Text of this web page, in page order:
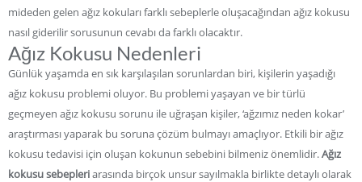
mideden gelen ağız kokuları farklı sebeplerle oluşacağından ağız kokusu
nasıl giderilir sorusunun cevabı da farklı olacaktır.
Ağız Kokusu Nedenleri
Günlük yaşamda en sık karşılaşılan sorunlardan biri, kişilerin yaşadığı
ağız kokusu problemi oluyor. Bu problemi yaşayan ve bir türlü
geçmeyen ağız kokusu sorunu ile uğraşan kişiler, ‘ağzımız neden kokar’
araştırması yaparak bu soruna çözüm bulmayı amaçlıyor. Etkili bir ağız
kokusu tedavisi için oluşan kokunun sebebini bilmeniz önemlidir.Ağız
kokusu sebepleriarasında birçok unsur sayılmakla birlikte detaylı olarak